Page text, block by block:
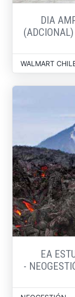
DIA
WALMART
EA
-